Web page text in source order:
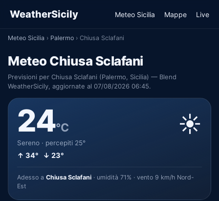
WeatherSicily Meteo Sicilia Mappe Live
Meteo Sicilia › Palermo › Chiusa Sclafani
Meteo Chiusa Sclafani
Previsioni per Chiusa Sclafani (Palermo, Sicilia) — Blend
WeatherSicily, aggiornate al 07/08/2026 06:45.
24°C
Sereno · percepiti 25°
↑ 34° ↓ 23°
☀️
Adesso a Chiusa Sclafani · umidità 71% · vento 9 km/h Nord-
Est